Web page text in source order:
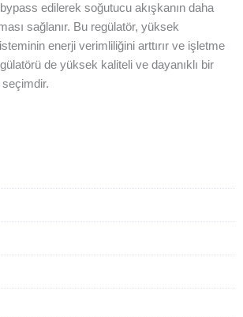
edilerek soğutucu akışkanın daha
sağlanır. Bu regülatör, yüksek
enerji verimliliğini arttırır ve işletme
de yüksek kaliteli ve dayanıklı bir